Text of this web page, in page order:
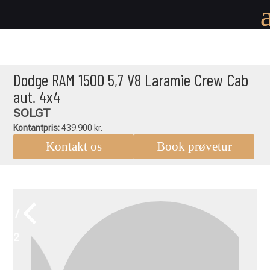
Dodge RAM 1500 5,7 V8 Laramie Crew Cab
aut. 4x4
SOLGT
Kontantpris:439.900 kr.
Kontakt os Book prøvetur